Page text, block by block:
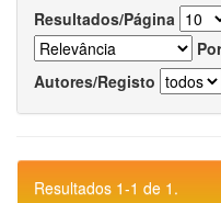
Resultados/Página
Autores/Registo
Resultados 1-1 de 1.